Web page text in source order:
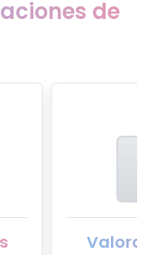
de